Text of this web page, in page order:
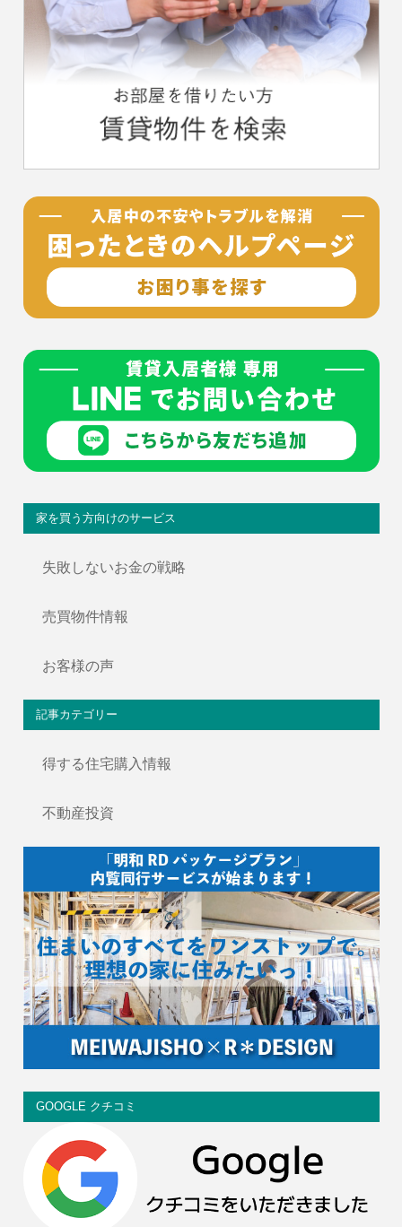
家を買う方向けのサービス
失敗しないお金の戦略
売買物件情報
お客様の声
記事カテゴリー
得する住宅購入情報
不動産投資
GOOGLE クチコミ